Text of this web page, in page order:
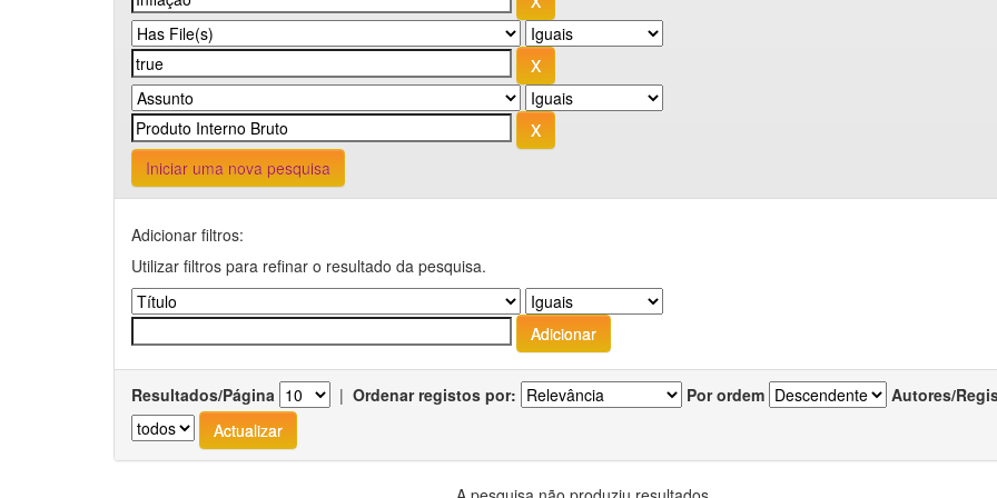
Iniciar uma nova pesquisa
Adicionar filtros:
Utilizar filtros para refinar o resultado da pesquisa.
Resultados/Página | Ordenar registos por: Por ordem Autores/